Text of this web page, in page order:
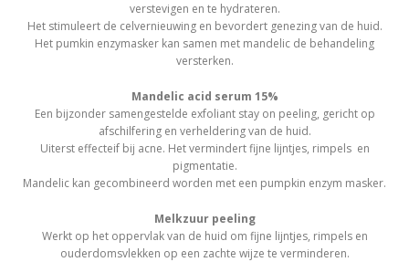
verstevigen en te hydrateren.
Het stimuleert de celvernieuwing en bevordert genezing van de huid.
Het pumkin enzymasker kan samen met mandelic de behandeling
versterken.
Mandelic acid serum 15%
Een bijzonder samengestelde exfoliant stay on peeling, gericht op
afschilfering en verheldering van de huid.
Uiterst effecteif bij acne. Het vermindert fijne lijntjes, rimpels en
pigmentatie.
Mandelic kan gecombineerd worden met een pumpkin enzym masker.
Melkzuur peeling
Werkt op het oppervlak van de huid om fijne lijntjes, rimpels en
ouderdomsvlekken op een zachte wijze te verminderen.